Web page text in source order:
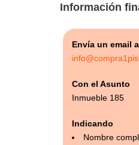
Información
Envía un email a
Con el Asunto
Inmueble 185
Indicando
Nombre